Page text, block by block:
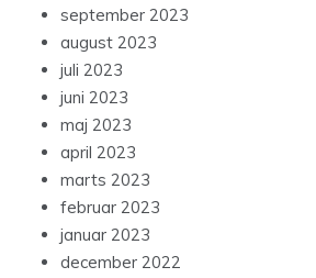
september 2023
august 2023
juli 2023
juni 2023
maj 2023
april 2023
marts 2023
februar 2023
januar 2023
december 2022